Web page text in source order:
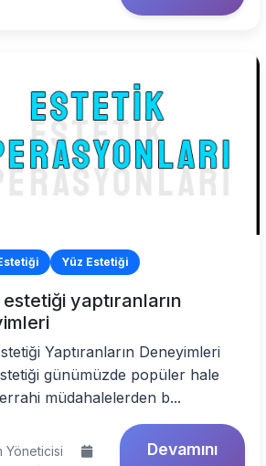
Yüz Estetiği
yaptıranların
Yaptıranların Deneyimleri
günümüzde popüler hale
müdahalelerden b...
Yöneticisi
Devamını